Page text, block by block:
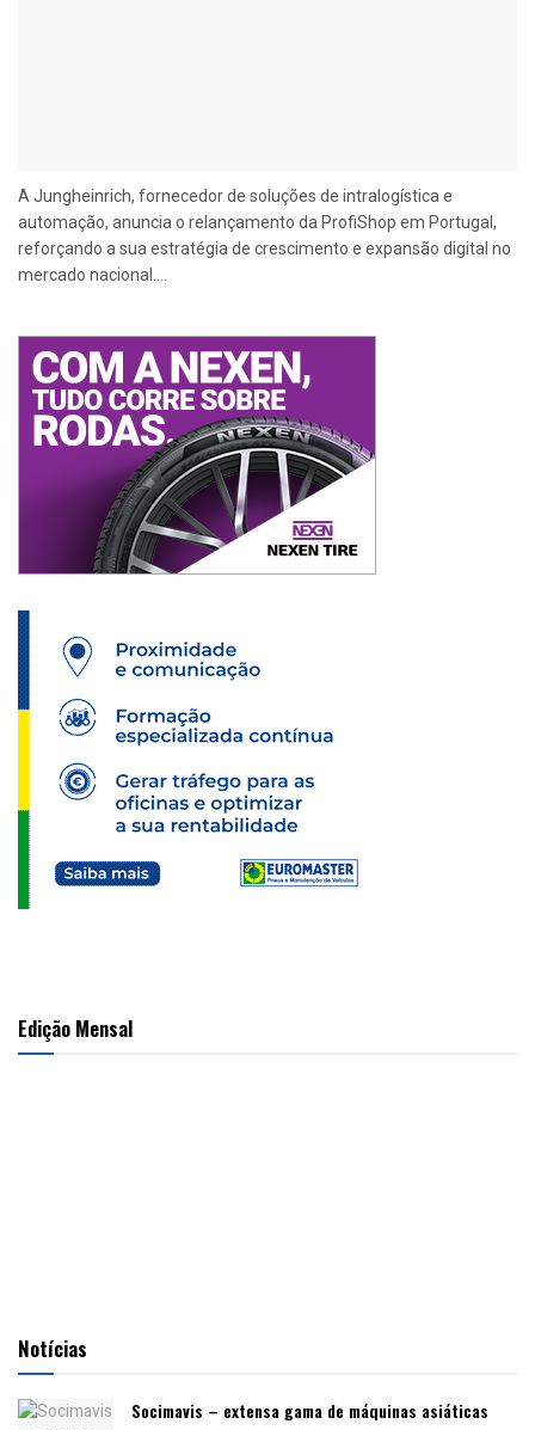
A Jungheinrich, fornecedor de soluções de intralogística e
automação, anuncia o relançamento da ProfiShop em Portugal,
reforçando a sua estratégia de crescimento e expansão digital no
mercado nacional....
Edição Mensal
Notícias
Socimavis – extensa gama de máquinas asiáticas